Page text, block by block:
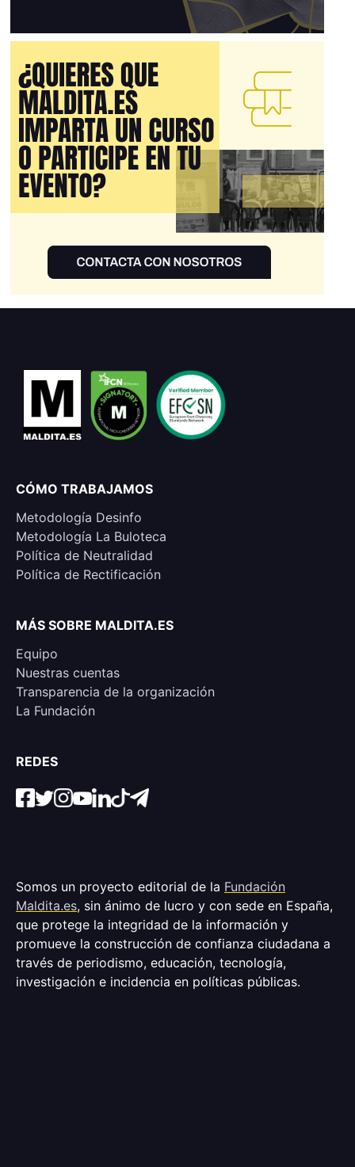
CÓMO TRABAJAMOS
Metodología Desinfo
Metodología La Buloteca
Política de Neutralidad
Política de Rectificación
MÁS SOBRE MALDITA.ES
Equipo
Nuestras cuentas
Transparencia de la organización
La Fundación
REDES
Somos un proyecto editorial de la Fundación
Maldita.es, sin ánimo de lucro y con sede en España,
que protege la integridad de la información y
promueve la construcción de confianza ciudadana a
través de periodismo, educación, tecnología,
investigación e incidencia en políticas públicas.